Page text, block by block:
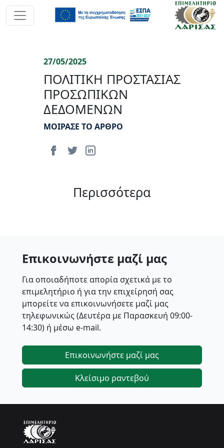
27/05/2025
ΠΟΛΙΤΙΚΗ ΠΡΟΣΤΑΣΙΑΣ
ΠΡΟΣΩΠΙΚΩΝ
ΔΕΔΟΜΕΝΩΝ
ΜΟΙΡΑΣΕ ΤΟ ΑΡΘΡΟ
Περισσότερα
Επικοινωνήστε μαζί μας
Για οποιαδήποτε απορία σχετικά με το
επιμελητήριο ή για την επιχείρησή σας
μπορείτε να επικοινωνήσετε μαζί μας
τηλεφωνικώς (Δευτέρα με Παρασκευή 09:00-
14:30) ή μέσω e-mail.
Επικοινωνήστε μαζί μας
Κλείσιμο ραντεβού